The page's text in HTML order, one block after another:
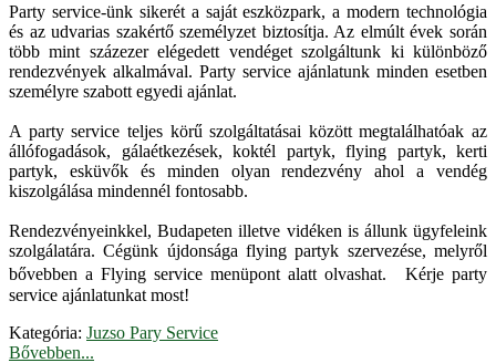
Party service-ünk sikerét a saját eszközpark, a modern technológia
és az udvarias szakértő személyzet biztosítja. Az elmúlt évek során
több mint százezer elégedett vendéget szolgáltunk ki különböző
rendezvények alkalmával. Party service ajánlatunk minden esetben
személyre szabott egyedi ajánlat.
A party service teljes körű szolgáltatásai között megtalálhatóak az
állófogadások, gálaétkezések, koktél partyk, flying partyk, kerti
partyk, esküvők és minden olyan rendezvény ahol a vendég
kiszolgálása mindennél fontosabb.
Rendezvényeinkkel, Budapeten illetve vidéken is állunk ügyfeleink
szolgálatára. Cégünk újdonsága flying partyk szervezése, melyről
bővebben a Flying service menüpont alatt olvashat. Kérje party
service ajánlatunkat most!
Kategória: Juzso Pary Service
Bővebben...